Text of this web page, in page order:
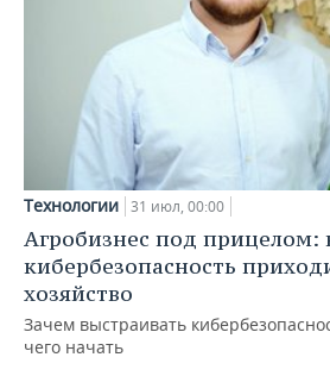
Технологии 31 июл, 00:00
Агробизнес под прицелом:
кибербезопасность
хозяйство
Зачем выстраивать
чего начать